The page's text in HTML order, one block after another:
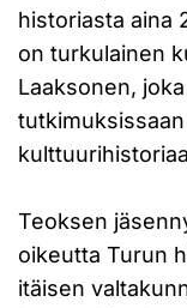
historiasta aina
on turkulainen
Laaksonen,
Teoksen
oikeutta Turun
itäisen